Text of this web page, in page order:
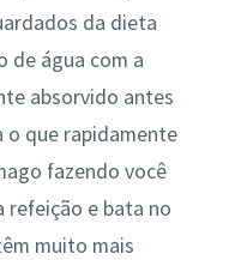
da dieta
de água com a
absorvido antes
o que rapidamente
fazendo você
refeição e bata no
muito mais